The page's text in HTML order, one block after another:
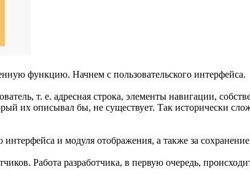
функцию. Начнем с пользовательского интерфейса.
т. е. адресная строка, элементы навигации,
их описывал бы, не существует. Так исторически
интерфейса и модуля отображения, а также за
Работа разработчика, в первую очередь,